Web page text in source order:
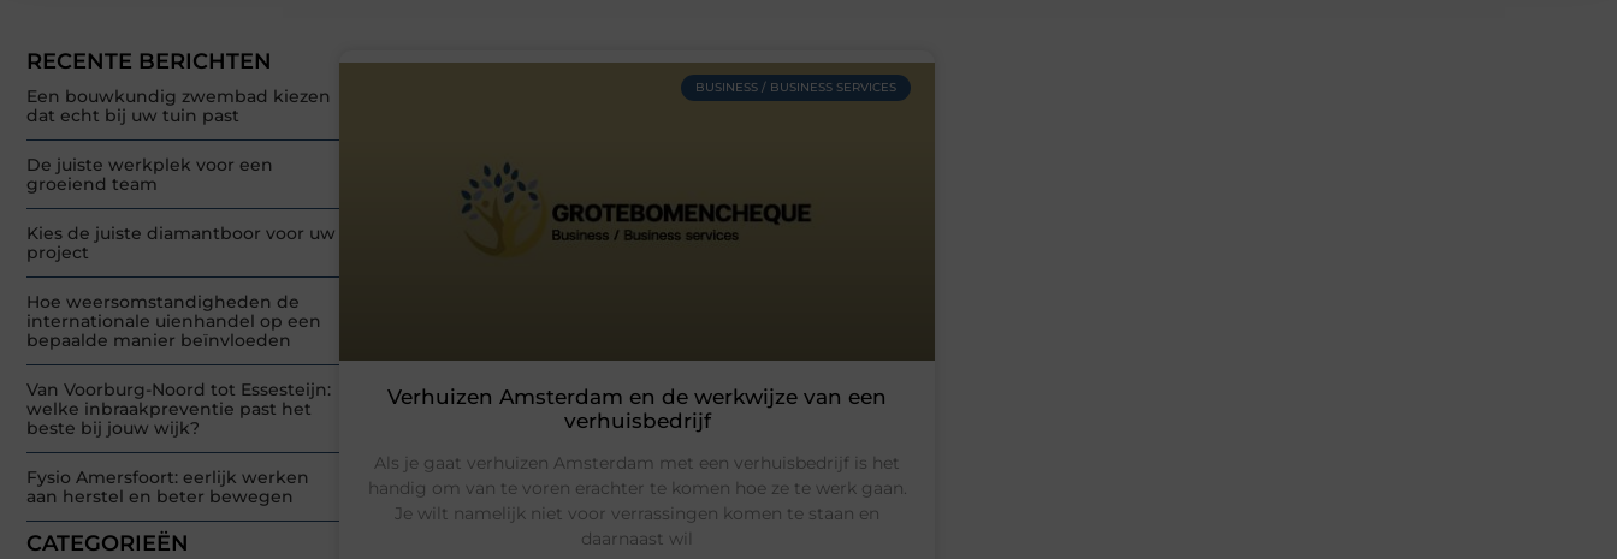
RECENTE BERICHTEN
Een bouwkundig zwembad kiezen
dat echt bij uw tuin past
De juiste werkplek voor een
groeiend team
Kies de juiste diamantboor voor uw
project
Hoe weersomstandigheden de
internationale uienhandel op een
bepaalde manier beïnvloeden
Van Voorburg-Noord tot Essesteijn:
welke inbraakpreventie past het
beste bij jouw wijk?
Fysio Amersfoort: eerlijk werken
aan herstel en beter bewegen
CATEGORIEËN
BUSINESS / BUSINESS SERVICES
Verhuizen Amsterdam en de werkwijze van een
verhuisbedrijf
Als je gaat verhuizen Amsterdam met een verhuisbedrijf is het
handig om van te voren erachter te komen hoe ze te werk gaan.
Je wilt namelijk niet voor verrassingen komen te staan en
daarnaast wil